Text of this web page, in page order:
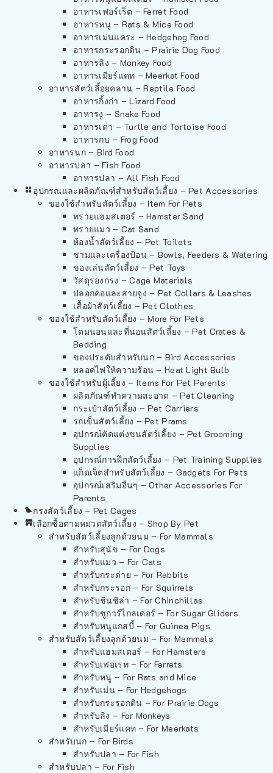
อาหารเฟอร์เร็ต – Ferret Food
อาหารหนู – Rats & Mice Food
อาหารเม่นแคระ – Hedgehog Food
อาหารกระรอกดิน – Prairie Dog Food
อาหารลิง – Monkey Food
อาหารเมียร์แคท – Meerkat Food
อาหารสัตว์เลี้อยคลาน – Reptile Food
อาหารกิ้งก่า – Lizard Food
อาหารงู – Snake Food
อาหารเต่า – Turtle and Tortoise Food
อาหารกบ – Frog Food
อาหารนก – Bird Food
อาหารปลา – Fish Food
อาหารปลา – All Fish Food
อุปกรณและผลิตภัณฑ์สำหรับสัตว์เลี้ยง – Pet Accessories
ของใช้สำหรับสัตว์เลี้ยง – Item For Pets
ทรายแฮมสเตอร์ – Hamster Sand
ทรายแมว – Cat Sand
ห้องน้ำสัตว์เลี้ยง – Pet Toilets
ชามและเครื่องป้อน – Bowls, Feeders & Watering
ของเล่นสัตว์เลี้ยง – Pet Toys
วัสดุรองกรง – Cage Materials
ปลอกคอและสายจูง – Pet Collars & Leashes
เสื้อผ้าสัตว์เลี้ยง – Pet Clothes
ของใช้สำหรับสัตว์เลี้ยง – More For Pets
โดมนอนและที่นอนสัตว์เลี้ยง – Pet Crates &
Bedding
ของประดับสำหรับนก – Bird Accessories
หลอดไฟให้ความร้อน – Heat Light Bulb
ของใช้สำหรับผู้เลี้ยง – Items For Pet Parents
ผลิตภัณฑ์ทำความสะอาด – Pet Cleaning
กระเป๋าสัตว์เลี้ยง – Pet Carriers
รถเข็นสัตว์เลี้ยง – Pet Prams
อุปกรณ์ตัดแต่งขนสัตว์เลี้ยง – Pet Grooming
Supplies
อุปกรณ์การฝึกสัตว์เลี้ยง – Pet Training Supplies
แก็ดเจ็ตสำหรับสัตว์เลี้ยง – Gadgets For Pets
อุปกรณ์เสริมอื่นๆ – Other Accessories For
Parents
กรงสัตว์เลี้ยง – Pet Cages
เลือกซื้อตามหมวดสัตว์เลี้ยง – Shop By Pet
สำหรับสัตว์เลี้ยงลูกด้วยนม – For Mammals
สำหรับสุนัข – For Dogs
สำหรับแมว – For Cats
สำหรับกระต่าย – For Rabbits
สำหรับกระรอก – For Squirrels
สำหรับชินชิล่า – For Chinchillas
สำหรับชูการ์ไกลเดอร์ – For Sugar Gliders
สำหรับหนูแกสบี้ – For Guinea Pigs
สำหรับสัตว์เลี้ยงลูกด้วยนม – For Mammals
สำหรับแฮมสเตอร์ – For Hamsters
สำหรับเฟอเรท – For Ferrets
สำหรับหนู – For Rats and Mice
สำหรับเม่น – For Hedgehogs
สำหรับกระรอกดิน – For Prairie Dogs
สำหรับลิง – For Monkeys
สำหรับเมียร์แคท – For Meerkats
สำหรับนก – For Birds
สำหรับปลา – For Fish
สำหรับปลา – For Fish